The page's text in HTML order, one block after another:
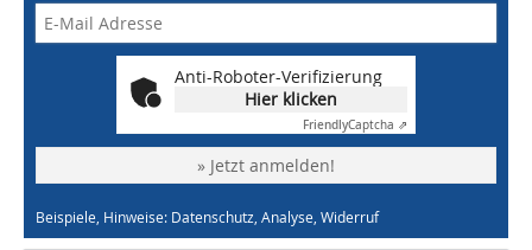
Anti-Roboter-Verifizierung
Hier klicken
FriendlyCaptcha ⇗
» Jetzt anmelden!
Beispiele, Hinweise: Datenschutz, Analyse, Widerruf